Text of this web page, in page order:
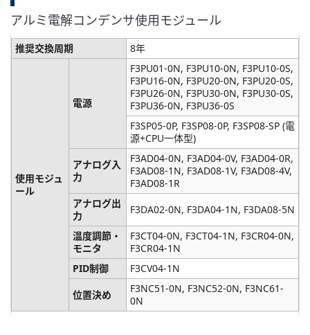
アルミ電解コンデンサ使用モジュール
推奨交換周期 8年
使用モジュ
ール
電源
F3PU01-0N, F3PU10-0N, F3PU10-0S,
F3PU16-0N, F3PU20-0N, F3PU20-0S,
F3PU26-0N, F3PU30-0N, F3PU30-0S,
F3PU36-0N, F3PU36-0S
F3SP05-0P, F3SP08-0P, F3SP08-SP (電
源+CPU一体型)
アナログ入
力
F3AD04-0N, F3AD04-0V, F3AD04-0R,
F3AD08-1N, F3AD08-1V, F3AD08-4V,
F3AD08-1R
アナログ出
力
F3DA02-0N, F3DA04-1N, F3DA08-5N
温度調節・
モニタ
F3CT04-0N, F3CT04-1N, F3CR04-0N,
F3CR04-1N
PID制御
F3CV04-1N
位置決め
F3NC51-0N, F3NC52-0N, F3NC61-
0N